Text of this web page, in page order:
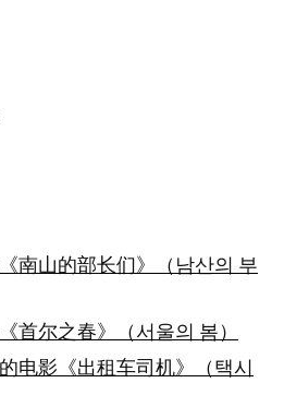
南山的部长们》（남산의 부
首尔之春》（서울의 봄）
电影《出租车司机》（택시